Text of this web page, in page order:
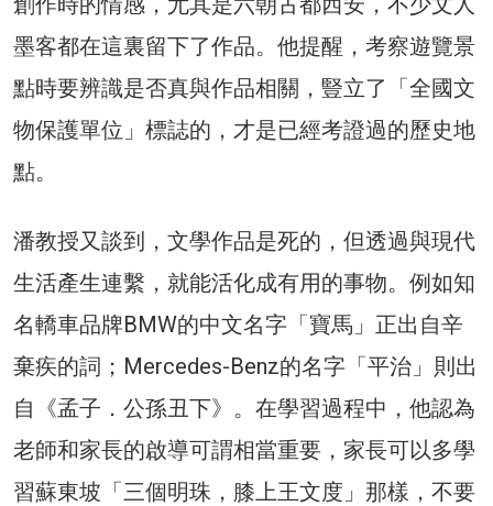
墨客都在這裏留下了作品。他提醒，考察遊覽景
點時要辨識是否真與作品相關，豎立了「全國文
物保護單位」標誌的，才是已經考證過的歷史地
點。
潘教授又談到，文學作品是死的，但透過與現代
生活產生連繫，就能活化成有用的事物。例如知
名轎車品牌BMW的中文名字「寶馬」正出自辛
棄疾的詞；Mercedes-Benz的名字「平治」則出
自《孟子．公孫丑下》。在學習過程中，他認為
老師和家長的啟導可謂相當重要，家長可以多學
習蘇東坡「三個明珠，膝上王文度」那樣，不要